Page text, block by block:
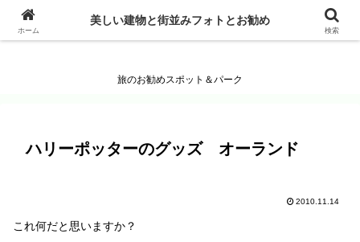
美しい建物と街並みフォトとお勧め
旅のお勧めスポット＆パーク
ハリーポッターのグッズ オーランド
2010.11.14
これ何だと思いますか？
ホーム
美しい建物と街並みフォトとお勧め
検索